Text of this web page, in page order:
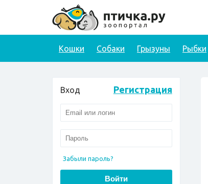
Кошки Собаки Грызуны Рыбки
Вход Регистрация
Забыли пароль?